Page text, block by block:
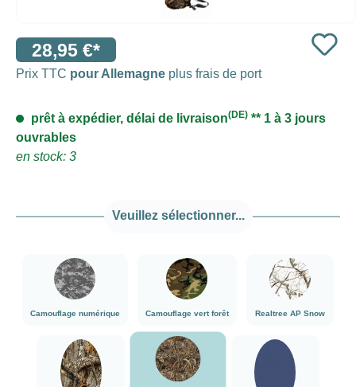
28,95 €*
Prix TTC pour Allemagne plus frais de port
prêt à expédier, délai de livraison(DE) ** 1 à 3 jours
ouvrables
en stock: 3
Veuillez sélectionner...
Camouflage numérique
###Camouflage numérique###LensCoat
Camouflage vert forêt
###Camouflage vert forêt###LensCoat
Realtree AP Snow
###Realtree AP
###Realtree Edge###LensCoat###Realtree Max5###LensCoat
Bleu marine